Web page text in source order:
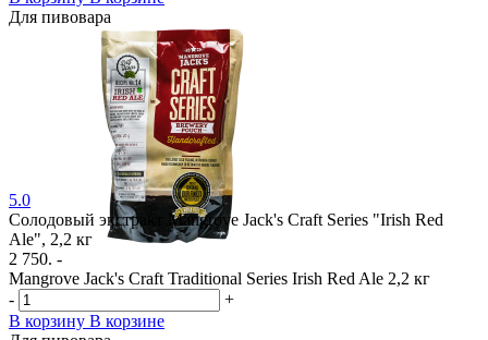
Для пивовара
5.0
Солодовый экстракт Mangrove Jack's Craft Series "Irish Red
Ale", 2,2 кг
2 750. -
Mangrove Jack's Craft Traditional Series Irish Red Ale 2,2 кг
-
+
В корзину В корзине